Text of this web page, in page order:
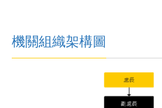
機關組織架構圖